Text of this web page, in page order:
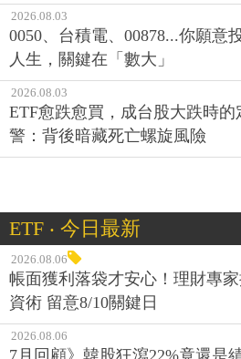
2026.08.03
0050、台積電、00878...你願意
人生，關鍵在「數大」
2026.08.03
ETF愈跌愈買，成台股大跌時
警：背後暗藏死亡螺旋風險
ETF ‧ 今日最新
2026.08.06
帳面獲利落袋才安心！理財專
資術 留意8/10關鍵日
2026.08.06
7月回顧》韓股狂瀉22%竟還是